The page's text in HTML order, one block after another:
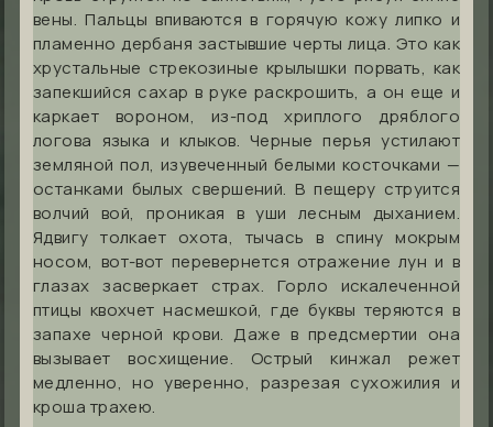
вены. Пальцы впиваются в горячую кожу липко и
пламенно дербаня застывшие черты лица. Это как
хрустальные стрекозиные крылышки порвать, как
запекшийся сахар в руке раскрошить, а он еще и
каркает вороном, из-под хриплого дряблого
логова языка и клыков. Черные перья устилают
земляной пол, изувеченный белыми косточками —
останками былых свершений. В пещеру струится
волчий вой, проникая в уши лесным дыханием.
Ядвигу толкает охота, тычась в спину мокрым
носом, вот-вот перевернется отражение лун и в
глазах засверкает страх. Горло искалеченной
птицы квохчет насмешкой, где буквы теряются в
запахе черной крови. Даже в предсмертии она
вызывает восхищение. Острый кинжал режет
медленно, но уверенно, разрезая сухожилия и
кроша трахею.